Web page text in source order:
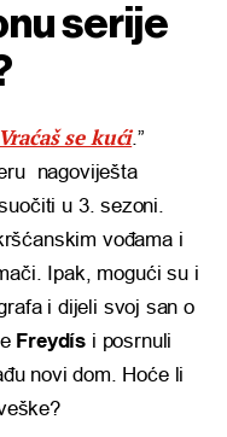
serije
Vraćaš se kući.”
nagoviješta
u 3. sezoni.
vođama i
Ipak, mogući su i
i dijeli svoj san o
Freydís i posrnuli
novi dom. Hoće li